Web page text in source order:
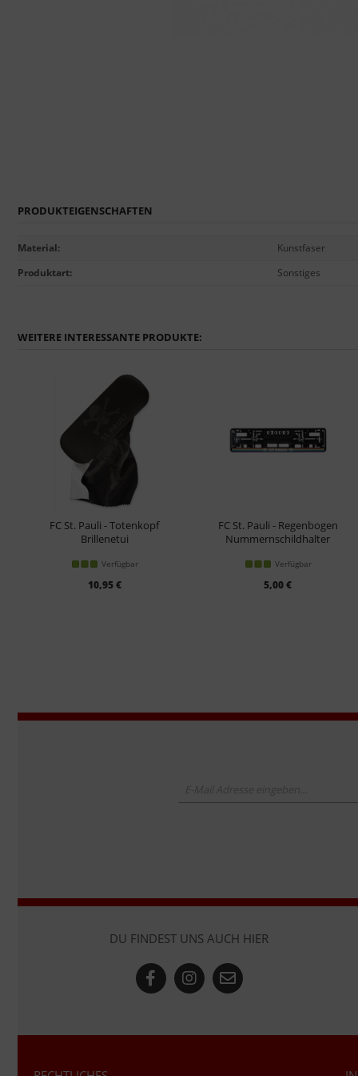
PRODUKTEIGENSCHAFTEN
Material:
Kunstfaser
Produktart: Sonstiges
WEITERE INTERESSANTE PRODUKTE:
FC St. Pauli - Totenkopf
Brillenetui
Verfügbar
10,95 €
FC St. Pauli - Regenbogen
Nummernschildhalter
Verfügbar
5,00 €
DU FINDEST UNS AUCH HIER